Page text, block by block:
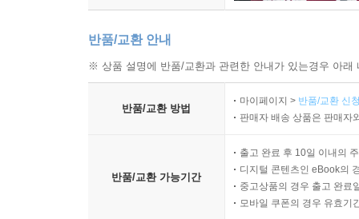
반품/교환 안내
※ 상품 설명에 반품/교환과 관련한 안내가 있는경우 아
반품/교환 방법
마이페이지 > 반품/교환 신
판매자 배송 상품은 판매자
반품/교환 가능기간
출고 완료 후 10일 이내의
디지털 콘텐츠인 eBook의
중고상품의 경우 출고 완료
모바일 쿠폰의 경우 유효기